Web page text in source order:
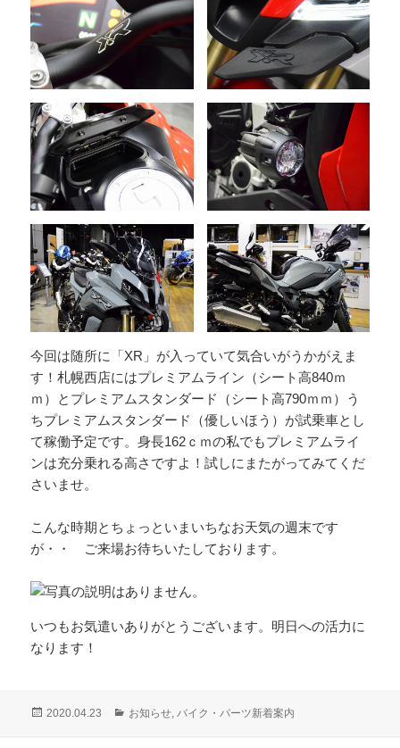
今回は随所に「XR」が入っていて気合いがうかがえま
す！札幌西店にはプレミアムライン（シート高840ｍ
ｍ）とプレミアムスタンダード（シート高790ｍｍ）う
ちプレミアムスタンダード（優しいほう）が試乗車とし
て稼働予定です。身長162ｃｍの私でもプレミアムライ
ンは充分乗れる高さですよ！試しにまたがってみてくだ
さいませ。
こんな時期とちょっといまいちなお天気の週末です
が・・ ご来場お待ちいたしております。
いつもお気遣いありがとうございます。明日への活力に
なります！
投
2020.04.23
カ
お知らせ バイク・パーツ新着案内